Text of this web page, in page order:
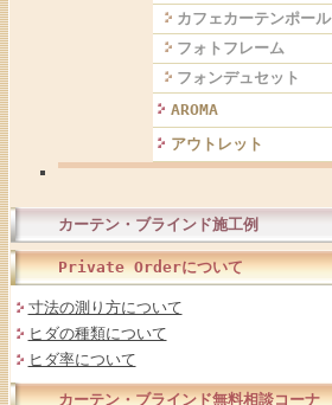
カフェカーテンポール
フォトフレーム
フォンデュセット
AROMA
アウトレット
カーテン・ブラインド施工例
Private Orderについて
寸法の測り方について
ヒダの種類について
ヒダ率について
カーテン・ブラインド無料相談コーナ